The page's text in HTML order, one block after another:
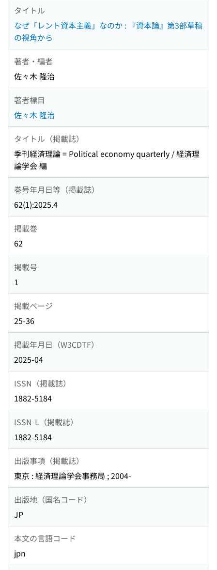
タイトル
なぜ「レント資本主義」なのか : 『資本論』第3部草稿
の視角から
著者・編者
佐々木 隆治
著者標目
佐々木 隆治
タイトル（掲載誌）
季刊経済理論 = Political economy quarterly / 経済理
論学会 編
巻号年月日等（掲載誌）
62(1):2025.4
掲載巻
62
掲載号
1
掲載ページ
25-36
掲載年月日（W3CDTF）
2025-04
ISSN（掲載誌）
1882-5184
ISSN-L（掲載誌）
1882-5184
出版事項（掲載誌）
東京 : 経済理論学会事務局 ; 2004-
出版地（国名コード）
JP
本文の言語コード
jpn